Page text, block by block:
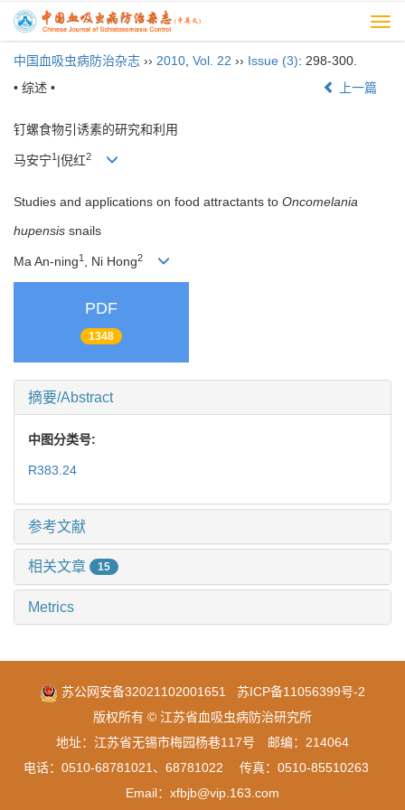
中国血吸虫病防治杂志 ›› 2010 Vol. 22 ›› Issue (3): 298-300.
• 综述 •
上一篇
钉螺食物引诱素的研究和利用
马安宁1 |倪红2
Studies and applications on food attractants to Oncomelania
hupensis snails
Ma An-ning1 , Ni Hong2
PDF
1348
摘要/Abstract
中图分类号:
R383.24
参考文献
相关文章 15
Metrics
苏公网安备32021102001651
苏ICP备11056399号-2
版权所有 © 江苏省血吸虫病防治研究所
地址：江苏省无锡市梅园杨巷117号 邮编：214064
电话：0510-68781021、68781022 传真：0510-85510263
Email：xfbjb@vip.163.com